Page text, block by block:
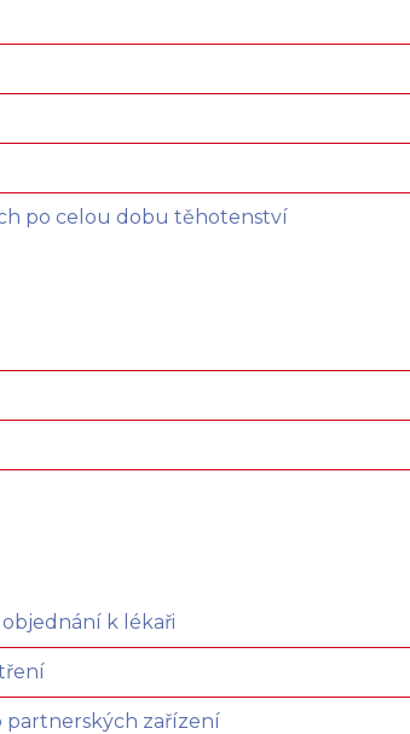
po celou dobu těhotenství
k lékaři
partnerských zařízení